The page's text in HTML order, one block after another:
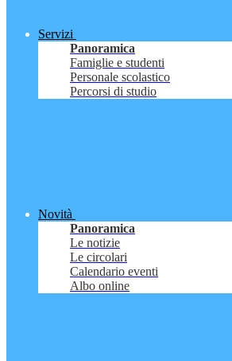
Servizi
Panoramica
Famiglie e studenti
Personale scolastico
Percorsi di studio
Novità
Panoramica
Le notizie
Le circolari
Calendario eventi
Albo online